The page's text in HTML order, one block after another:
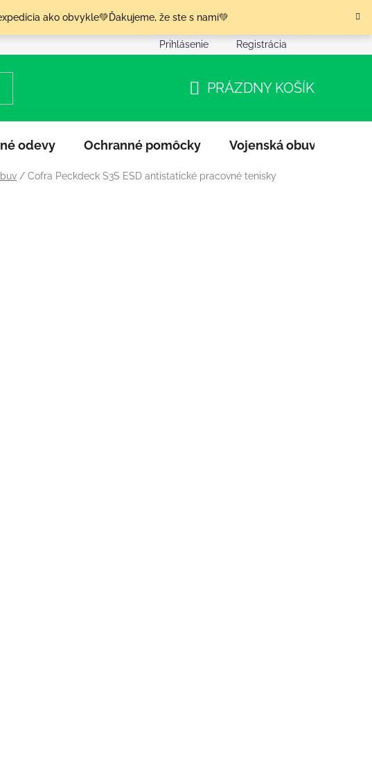
ako obvykle💚Ďakujeme, že ste s nami💚
Podmienky ochrany osobných údajov
Prihlásenie Registrácia
KOŠÍK
PRÁZDNY KOŠÍK
odevy Ochranné pomôcky Vojenská obuv
/ Cofra Peckdeck S3S ESD antistatické pracovné tenisky